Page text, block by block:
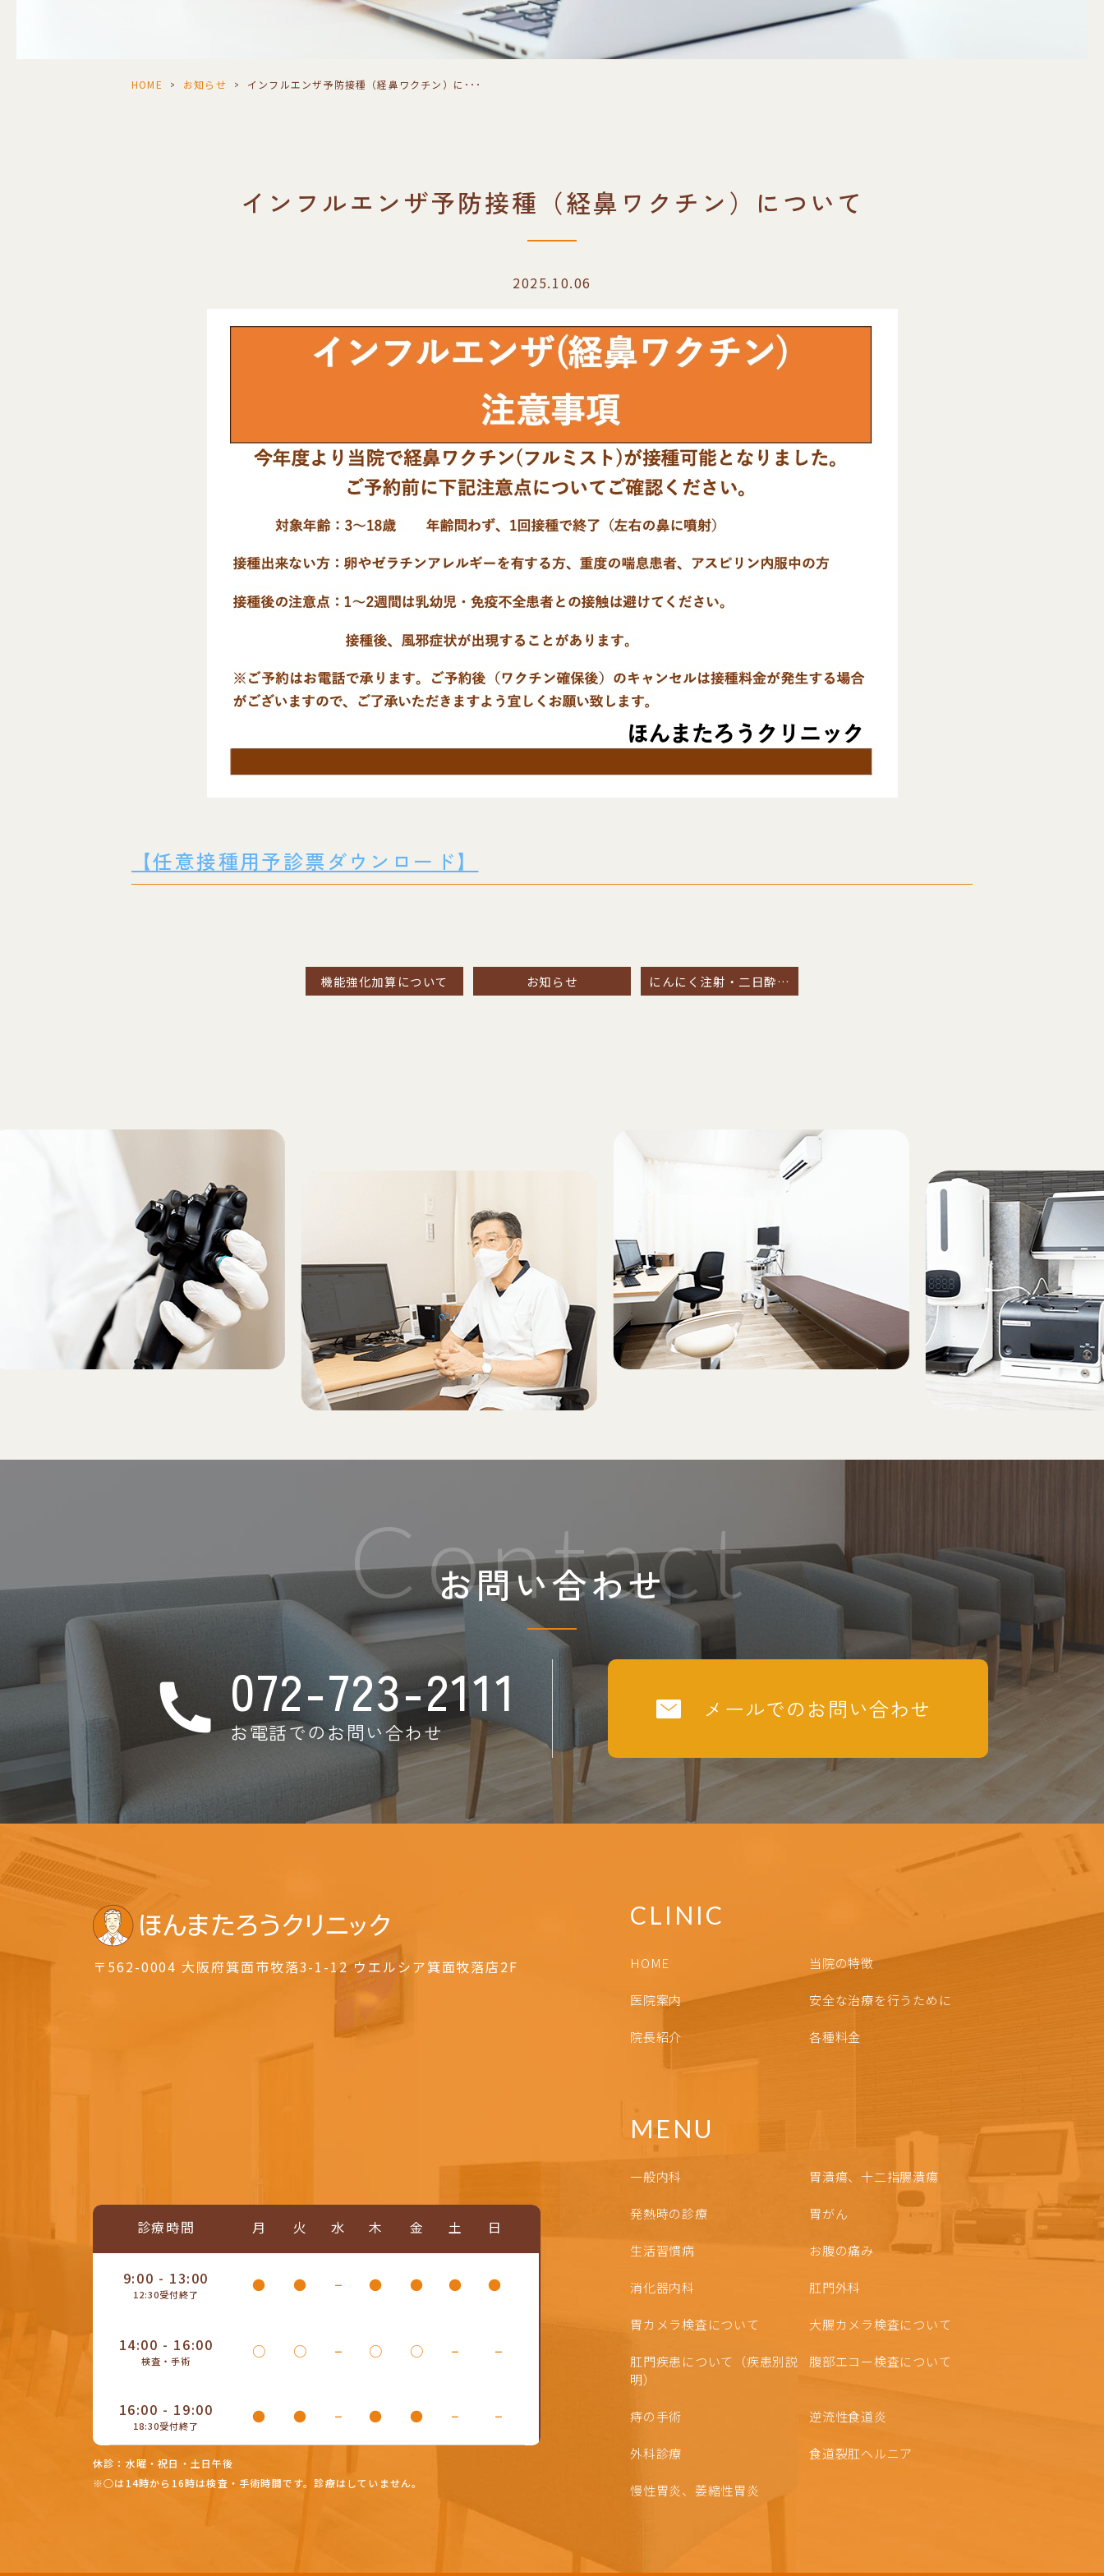
HOME > お知らせ > インフルエンザ予防接種（経鼻ワクチン）に･･･
インフルエンザ予防接種（経鼻ワクチン）について
2025.10.06
【任意接種用予診票ダウンロード】
機能強化加算について お知らせ にんにく注射・二日酔い注射を開始します
Contact
お問い合わせ
072-723-2111
お電話でのお問い合わせ
メールでのお問い合わせ
〒562-0004 大阪府箕面市牧落3-1-12ウエルシア箕面牧落店2F
診療時間 月 火 水 木 金 土 日
9:00 - 13:00
12:30受付終了 ● ● − ● ● ● ●
14:00 - 16:00
検査・手術 ○ ○ − ○ ○ − −
16:00 - 19:00
18:30受付終了 ● ● − ● ● − −
休診：水曜・祝日・土日午後
※○は14時から16時は検査・手術時間です。診療はしていません。
CLINIC
HOME 当院の特徴
医院案内 安全な治療を行うために
院長紹介 各種料金
MENU
一般内科 胃潰瘍、十二指腸潰瘍
発熱時の診療 胃がん
生活習慣病 お腹の痛み
消化器内科 肛門外科
胃カメラ検査について 大腸カメラ検査について
肛門疾患について（疾患別説
明）
腹部エコー検査について
痔の手術 逆流性食道炎
外科診療 食道裂肛ヘルニア
慢性胃炎、萎縮性胃炎